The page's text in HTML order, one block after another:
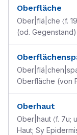
Oberfläche
Ober|flä|che 〈f.
(od.
Oberfläche (von
Oberhaut
Ober|haut 〈f. 7u;
Haut; Sy